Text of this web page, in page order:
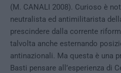
(M. CANALI 2008). Curioso è
neutralista ed antimilitarista
prescindere dalla corrente
talvolta anche esternando
antinazionali. Ma questa è una
Basti pensare all’esperienza di